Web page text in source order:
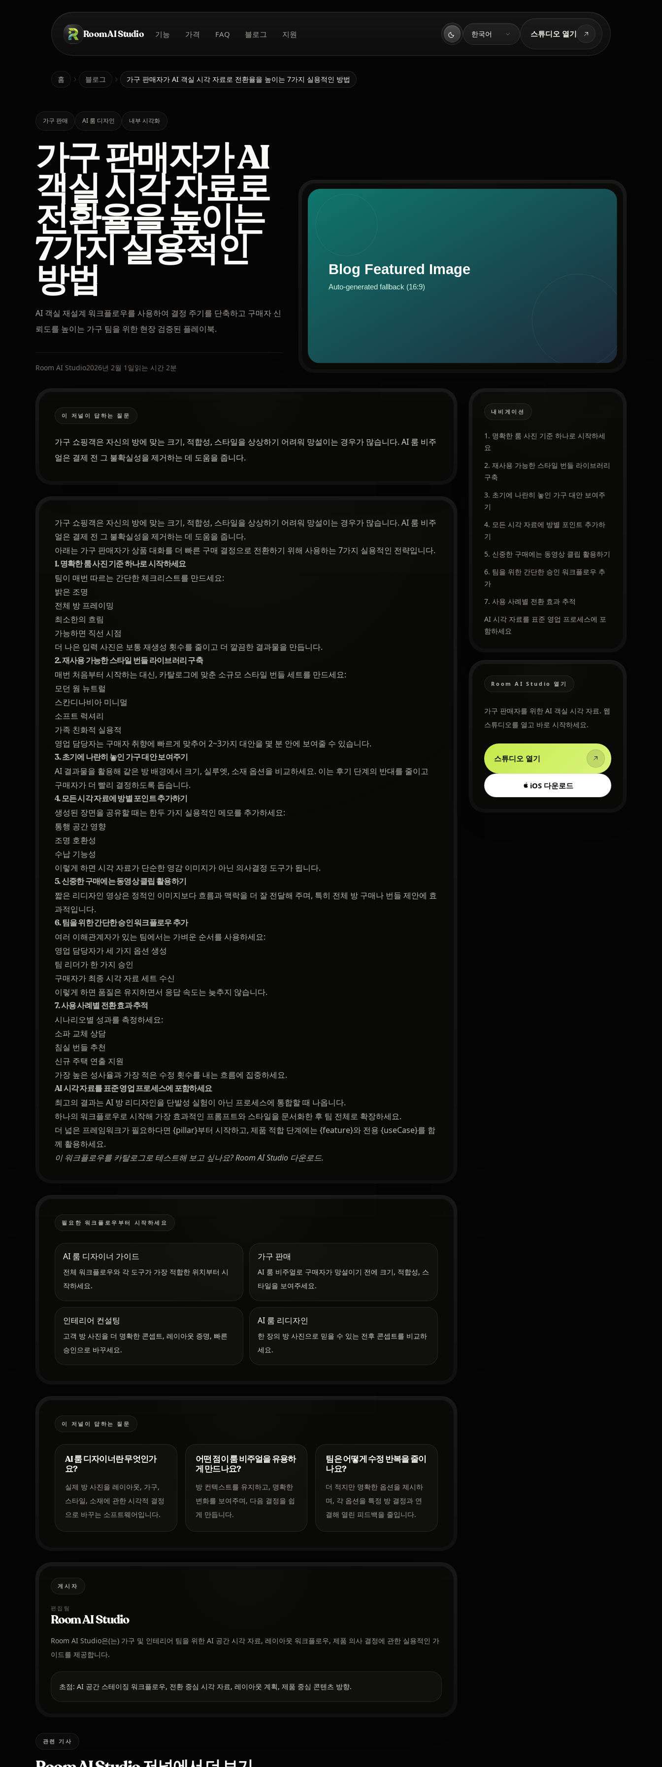
Room AI Studio
홈 기능 가격 FAQ 블로그 지원 언어한국어 스튜디오 열기
홈 블로그 가구 판매자가 AI 객실 시각 자료로 전환율을 높이는 7가지 실용적인 방법
가구 판매 AI 룸 디자인 내부 시각화
가구 판매자가 AI
객실 시각 자료로
전환율을 높이는
7가지 실용적인
방법
AI 객실 재설계 워크플로우를 사용하여 결정 주기를 단축하고 구매자 신
뢰도를 높이는 가구 팀을 위한 현장 검증된 플레이북.
Room AI Studio2026년 2월 1일읽는 시간 2분
이 저널이 답하는 질문
가구 쇼핑객은 자신의 방에 맞는 크기, 적합성, 스타일을 상상하기 어려워 망설이는 경우가 많습니다. AI 룸 비주
얼은 결제 전 그 불확실성을 제거하는 데 도움을 줍니다.
가구 쇼핑객은 자신의 방에 맞는 크기, 적합성, 스타일을 상상하기 어려워 망설이는 경우가 많습니다. AI 룸 비주
얼은 결제 전 그 불확실성을 제거하는 데 도움을 줍니다.
아래는 가구 판매자가 상품 대화를 더 빠른 구매 결정으로 전환하기 위해 사용하는 7가지 실용적인 전략입니다.
1. 명확한 룸 사진 기준 하나로 시작하세요
팀이 매번 따르는 간단한 체크리스트를 만드세요:
밝은 조명
전체 방 프레이밍
최소한의 흐림
가능하면 직선 시점
더 나은 입력 사진은 보통 재생성 횟수를 줄이고 더 깔끔한 결과물을 만듭니다.
2. 재사용 가능한 스타일 번들 라이브러리 구축
매번 처음부터 시작하는 대신, 카탈로그에 맞춘 소규모 스타일 번들 세트를 만드세요:
모던 웜 뉴트럴
스칸디나비아 미니멀
소프트 럭셔리
가족 친화적 실용적
영업 담당자는 구매자 취향에 빠르게 맞추어 2~3가지 대안을 몇 분 안에 보여줄 수 있습니다.
3. 초기에 나란히 놓인 가구 대안 보여주기
AI 결과물을 활용해 같은 방 배경에서 크기, 실루엣, 소재 옵션을 비교하세요. 이는 후기 단계의 반대를 줄이고
구매자가 더 빨리 결정하도록 돕습니다.
4. 모든 시각 자료에 방별 포인트 추가하기
생성된 장면을 공유할 때는 한두 가지 실용적인 메모를 추가하세요:
통행 공간 영향
조명 호환성
수납 기능성
이렇게 하면 시각 자료가 단순한 영감 이미지가 아닌 의사결정 도구가 됩니다.
5. 신중한 구매에는 동영상 클립 활용하기
짧은 리디자인 영상은 정적인 이미지보다 흐름과 맥락을 더 잘 전달해 주며, 특히 전체 방 구매나 번들 제안에 효
과적입니다.
6. 팀을 위한 간단한 승인 워크플로우 추가
여러 이해관계자가 있는 팀에서는 가벼운 순서를 사용하세요:
영업 담당자가 세 가지 옵션 생성
팀 리더가 한 가지 승인
구매자가 최종 시각 자료 세트 수신
이렇게 하면 품질은 유지하면서 응답 속도는 늦추지 않습니다.
7. 사용 사례별 전환 효과 추적
시나리오별 성과를 측정하세요:
소파 교체 상담
침실 번들 추천
신규 주택 연출 지원
가장 높은 성사율과 가장 적은 수정 횟수를 내는 흐름에 집중하세요.
AI 시각 자료를 표준 영업 프로세스에 포함하세요
최고의 결과는 AI 방 리디자인을 단발성 실험이 아닌 프로세스에 통합할 때 나옵니다.
하나의 워크플로우로 시작해 가장 효과적인 프롬프트와 스타일을 문서화한 후 팀 전체로 확장하세요.
더 넓은 프레임워크가 필요하다면 {pillar}부터 시작하고, 제품 적합 단계에는 {feature}와 전용 {useCase}를 함
께 활용하세요.
이 워크플로우를 카탈로그로 테스트해 보고 싶나요?Room AI Studio 다운로드.
필요한 워크플로우부터 시작하세요
AI 룸 디자이너 가이드
전체 워크플로우와 각 도구가 가장 적합한 위치부터 시
작하세요.
가구 판매
AI 룸 비주얼로 구매자가 망설이기 전에 크기, 적합성, 스
타일을 보여주세요.
인테리어 컨설팅
고객 방 사진을 더 명확한 콘셉트, 레이아웃 증명, 빠른
승인으로 바꾸세요.
AI 룸 리디자인
한 장의 방 사진으로 믿을 수 있는 전후 콘셉트를 비교하
세요.
이 저널이 답하는 질문
AI 룸 디자이너란 무엇인가
요?
실제 방 사진을 레이아웃, 가구,
스타일, 소재에 관한 시각적 결정
으로 바꾸는 소프트웨어입니다.
어떤 점이 룸 비주얼을 유용하
게 만드나요?
방 컨텍스트를 유지하고, 명확한
변화를 보여주며, 다음 결정을 쉽
게 만듭니다.
팀은 어떻게 수정 반복을 줄이
나요?
더 적지만 명확한 옵션을 제시하
며, 각 옵션을 특정 방 결정과 연
결해 열린 피드백을 줄입니다.
게시자
편집팀
Room AI Studio
Room AI Studio은(는) 가구 및 인테리어 팀을 위한 AI 공간 시각 자료, 레이아웃 워크플로우, 제품 의사 결정에 관한 실용적인 가
이드를 제공합니다.
초점: AI 공간 스테이징 워크플로우, 전환 중심 시각 자료, 레이아웃 계획, 제품 중심 콘텐츠 방향.
내비게이션
1. 명확한 룸 사진 기준 하나로 시작하세
요
2. 재사용 가능한 스타일 번들 라이브러리
구축
3. 초기에 나란히 놓인 가구 대안 보여주
기
4. 모든 시각 자료에 방별 포인트 추가하
기
5. 신중한 구매에는 동영상 클립 활용하기
6. 팀을 위한 간단한 승인 워크플로우 추
가
7. 사용 사례별 전환 효과 추적
AI 시각 자료를 표준 영업 프로세스에 포
함하세요
Room AI Studio 열기
가구 판매자를 위한 AI 객실 시각 자료. 웹
스튜디오를 열고 바로 시작하세요.
스튜디오 열기
iOS 다운로드
관련 기사